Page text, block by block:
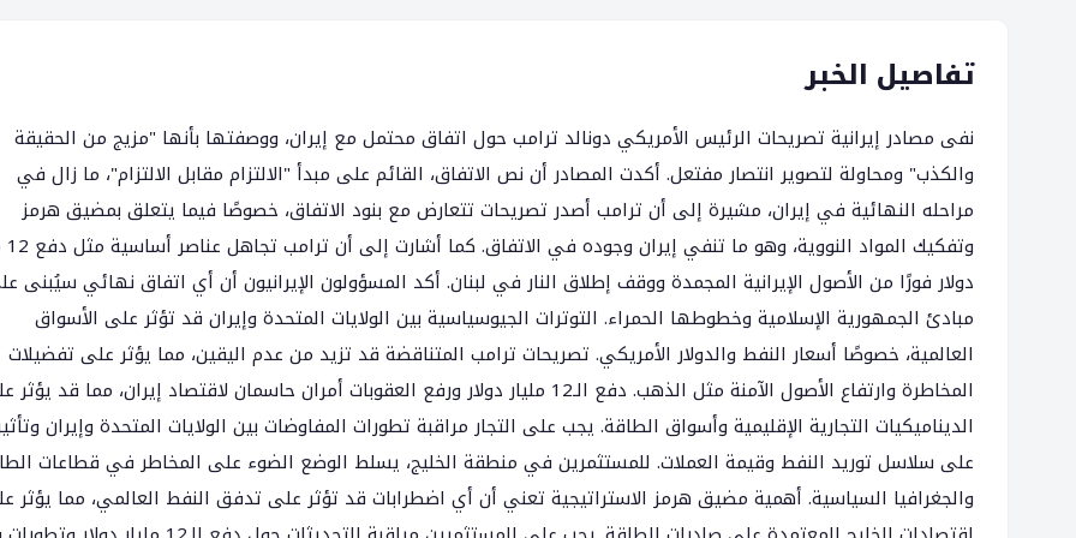
تفاصيل الخبر
نفى مصادر إيرانية تصريحات الرئيس الأمريكي دونالد ترامب حول اتفاق محتمل مع إيران، ووصفتها بأنها "مزيج من الحقيقة
والكذب" ومحاولة لتصوير انتصار مفتعل. أكدت المصادر أن نص الاتفاق، القائم على مبدأ "الالتزام مقابل الالتزام"، ما زال في
مراحله النهائية في إيران، مشيرة إلى أن ترامب أصدر تصريحات تتعارض مع بنود الاتفاق، خصوصًا فيما يتعلق بمضيق هرمز
دولار فورًا من الأصول الإيرانية المجمدة ووقف إطلاق النار في لبنان. أكد المسؤولون الإيرانيون أن أي اتفاق نهائي سيُبنى
مبادئ الجمهورية الإسلامية وخطوطها الحمراء. التوترات الجيوسياسية بين الولايات المتحدة وإيران قد تؤثر على الأسواق
العالمية، خصوصًا أسعار النفط والدولار الأمريكي. تصريحات ترامب المتناقضة قد تزيد من عدم اليقين، مما يؤثر على تفضيلات
المخاطرة وارتفاع الأصول الآمنة مثل الذهب. دفع الـ12 مليار دولار ورفع العقوبات أمران حاسمان لاقتصاد إيران، مما قد
الديناميكيات التجارية الإقليمية وأسواق الطاقة. يجب على التجار مراقبة تطورات المفاوضات بين الولايات المتحدة وإيران
على سلاسل توريد النفط وقيمة العملات. للمستثمرين في منطقة الخليج، يسلط الوضع الضوء على المخاطر في قطاعات
والجغرافيا السياسية. أهمية مضيق هرمز الاستراتيجية تعني أن أي اضطرابات قد تؤثر على تدفق النفط العالمي، مما يؤثر